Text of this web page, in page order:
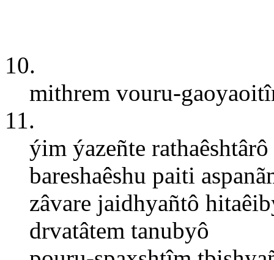
10.
mithrem vouru-
11.
ýim ýazeñte rathaêshtârô
bareshaêshu paiti
zâvare jaidhyañtô
drvatâtem tanubyô